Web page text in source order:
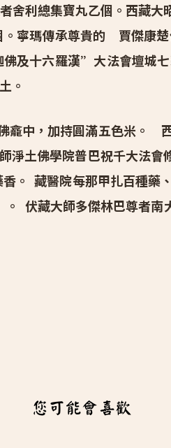
利總集寶丸乙個。西藏
寧瑪傳承尊貴的 賈傑康
十六羅漢”大法會壇城
。
中，加持圓滿五色米。
淨土佛學院普巴祝千大
。 藏醫院每那甲扎百種藥
伏藏大師多傑林巴尊者
您可能會喜歡